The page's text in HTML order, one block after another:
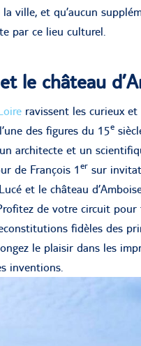
ville, et qu’aucun
par ce lieu culturel.
le château
ravissent les curieux
des figures du 15e
architecte et un
de François 1 er sur
et le château
de votre circuit
fidèles des
le plaisir dans les
inventions.